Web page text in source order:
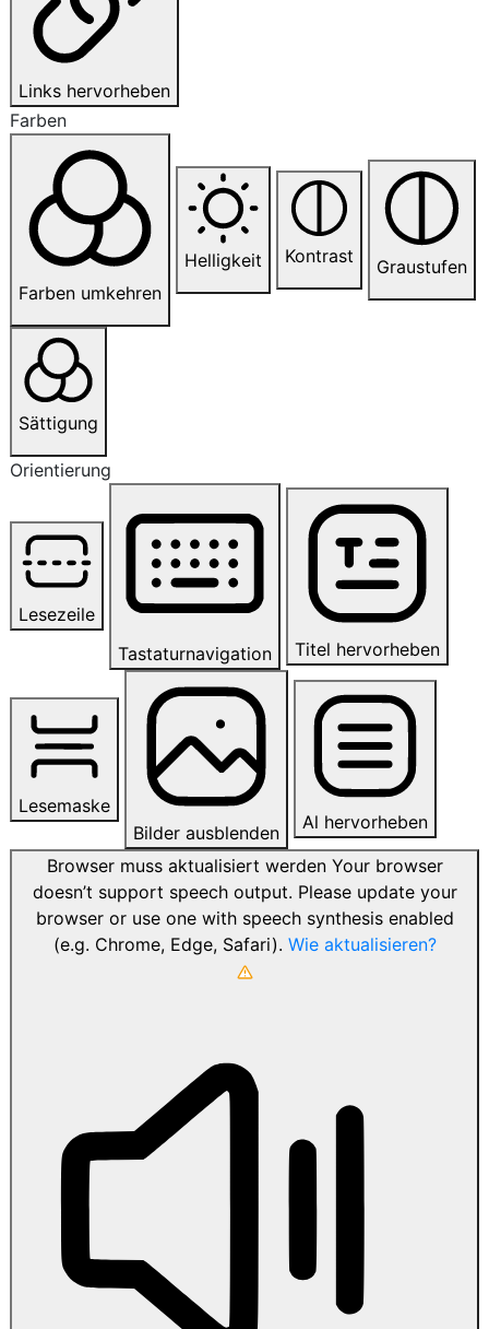
Links hervorheben
Farben
Farben umkehren
Helligkeit Kontrast Graustufen
Sättigung
Orientierung
Lesezeile
Tastaturnavigation
Titel hervorheben
Lesemaske
Bilder ausblenden
Al hervorheben
Browser muss aktualisiert werden Your browser
doesn’t support speech output. Please update your
browser or use one with speech synthesis enabled
(e.g. Chrome, Edge, Safari). Wie aktualisieren?